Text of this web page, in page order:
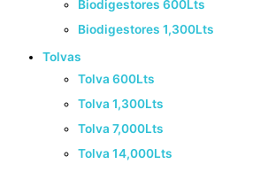
Biodigestores 600Lts
Biodigestores 1,300Lts
Tolvas
Tolva 600Lts
Tolva 1,300Lts
Tolva 7,000Lts
Tolva 14,000Lts